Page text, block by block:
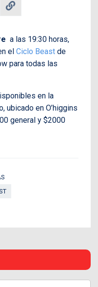
a las 19:30 horas,
el Ciclo Beast de
para todas las
en la
ubicado en O’higgins
general y $2000